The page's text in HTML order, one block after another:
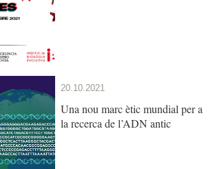
20.10.2021
Una nou marc ètic mundial per a
la recerca de l’ADN antic